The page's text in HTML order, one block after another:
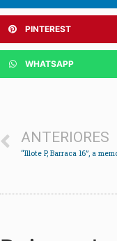
PINTEREST
WHATSAPP
ANTERIORES